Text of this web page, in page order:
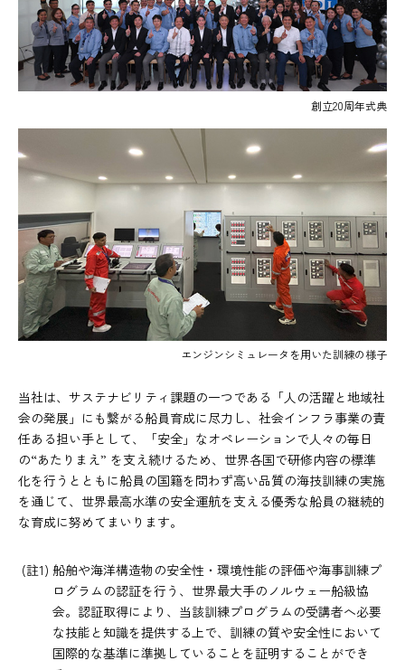
創立20周年式典
エンジンシミュレータを用いた訓練の様子
当社は、サステナビリティ課題の一つである「人の活躍と地域社
会の発展」にも繋がる船員育成に尽力し、社会インフラ事業の責
任ある担い手として、「安全」なオペレーションで人々の毎日
の“あたりまえ” を支え続けるため、世界各国で研修内容の標準
化を行うとともに船員の国籍を問わず高い品質の海技訓練の実施
を通じて、世界最高水準の安全運航を支える優秀な船員の継続的
な育成に努めてまいります。
(註1) 船舶や海洋構造物の安全性・環境性能の評価や海事訓練プ
ログラムの認証を行う、世界最大手のノルウェー船級協
会。認証取得により、当該訓練プログラムの受講者へ必要
な技能と知識を提供する上で、訓練の質や安全性において
国際的な基準に準拠していることを証明することができ